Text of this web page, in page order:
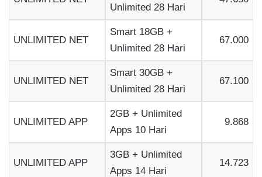
Unlimited 28 Hari
UNLIMITED NET
Smart 18GB +
Unlimited 28 Hari
67.000
UNLIMITED NET
Smart 30GB +
Unlimited 28 Hari
67.100
UNLIMITED APP
2GB + Unlimited
Apps 10 Hari
9.868
UNLIMITED APP
3GB + Unlimited
Apps 14 Hari
14.723